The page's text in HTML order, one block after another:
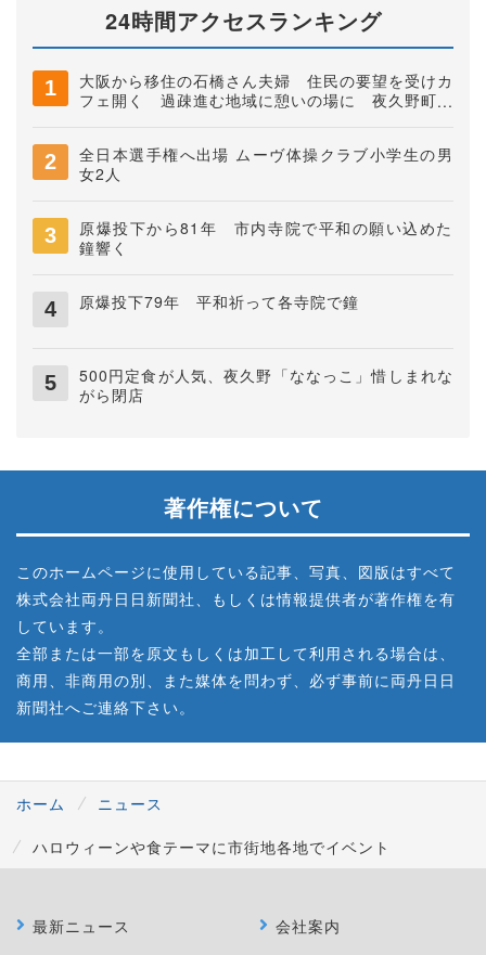
24時間アクセスランキング
大阪から移住の石橋さん夫婦 住民の要望を受けカ
フェ開く 過疎進む地域に憩いの場に 夜久野町稲
全日本選手権へ出場 ムーヴ体操クラブ小学生の男
女2人
原爆投下から81年 市内寺院で平和の願い込めた
鐘響く
原爆投下79年 平和祈って各寺院で鐘
500円定食が人気、夜久野「ななっこ」惜しまれな
がら閉店
著作権について
このホームページに使用している記事、写真、図版はすべて
株式会社両丹日日新聞社、もしくは情報提供者が著作権を有
しています。
全部または一部を原文もしくは加工して利用される場合は、
商用、非商用の別、また媒体を問わず、必ず事前に両丹日日
新聞社へご連絡下さい。
ホーム
ニュース
ハロウィーンや食テーマに市街地各地でイベント
最新ニュース 会社案内